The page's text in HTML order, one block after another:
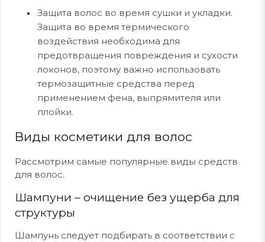
Защита волос во время сушки и укладки.
Защита во время термического
воздействия необходима для
предотвращения повреждения и сухости
локонов, поэтому важно использовать
термозащитные средства перед
применением фена, выпрямителя или
плойки.
Виды косметики для волос
Рассмотрим самые популярные виды средств
для волос.
Шампуни – очищение без ущерба для
структуры
Шампунь следует подбирать в соответствии с